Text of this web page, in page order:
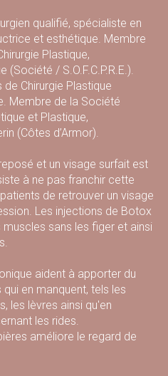
qualifié, spécialiste en
et esthétique. Membre
Plastique,
/ S.O.F.C.P.R.E.).
Chirurgie Plastique
Membre de la Société
et Plastique,
(Côtes d’Armor).
et un visage surfait est
à ne pas franchir cette
de retrouver un visage
Les injections de Botox
sans les figer et ainsi
aident à apporter du
en manquent, tels les
les lèvres ainsi qu'en
les rides.
améliore le regard de